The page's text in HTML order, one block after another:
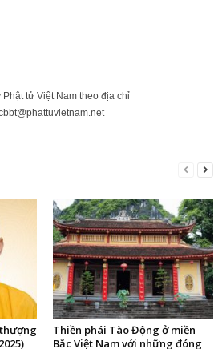
tử Việt Nam theo địa chỉ
Thiền phái Tào Động ở miền
Bắc Việt Nam với những đóng